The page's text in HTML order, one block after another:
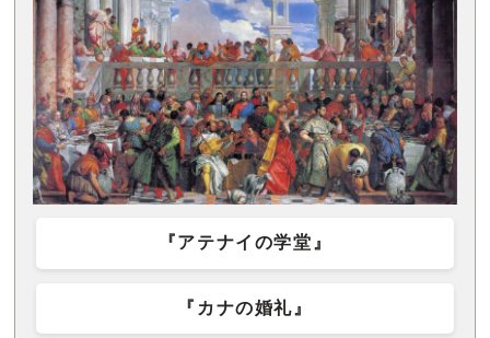
『アテナイの学堂』
『カナの婚礼』